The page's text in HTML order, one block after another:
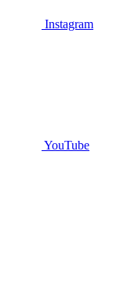
Instagram
YouTube